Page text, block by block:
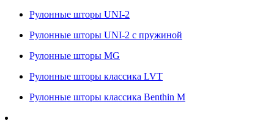
Рулонные шторы UNI-2
Рулонные шторы UNI-2 с пружиной
Рулонные шторы MG
Рулонные шторы классика LVT
Рулонные шторы классика Benthin M